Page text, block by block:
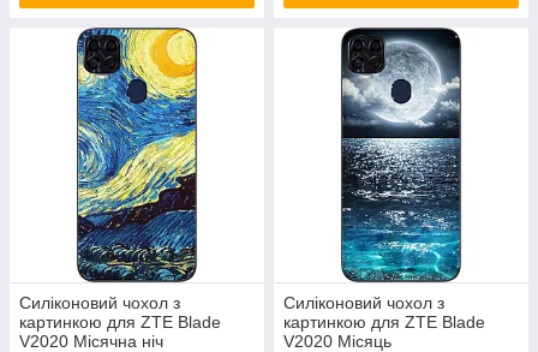
Силіконовий чохол з
картинкою для ZTE Blade
V2020 Місячна ніч
Силіконовий чохол з
картинкою для ZTE Blade
V2020 Місяць